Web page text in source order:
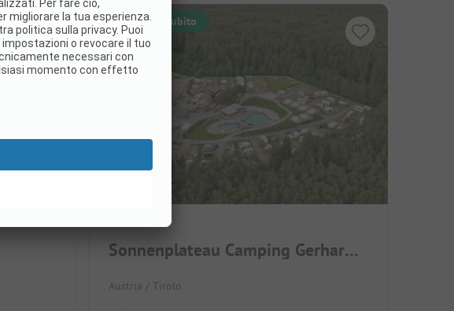
Prenotabile subito
Sonnenplateau Camping Gerhardhof
Austria / Tirolo